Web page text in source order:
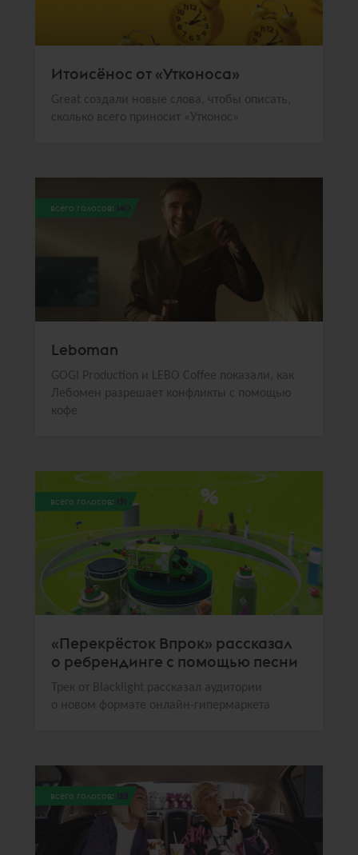
Итоисёнос от «Утконоса»
Great создали новые слова, чтобы описать,
сколько всего приносит «Утконос»
всего голосов: 140
Leboman
GOGI Production и LEBO Coffee показали, как
Лебомен разрешает конфликты с помощью
кофе
всего голосов: 131
«Перекрёсток Впрок» рассказал
о ребрендинге с помощью песни
Трек от Blacklight рассказал аудитории
о новом формате онлайн-гипермаркета
всего голосов: 122